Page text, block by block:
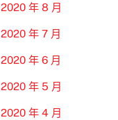
2020 年 8 月
2020 年 7 月
2020 年 6 月
2020 年 5 月
2020 年 4 月